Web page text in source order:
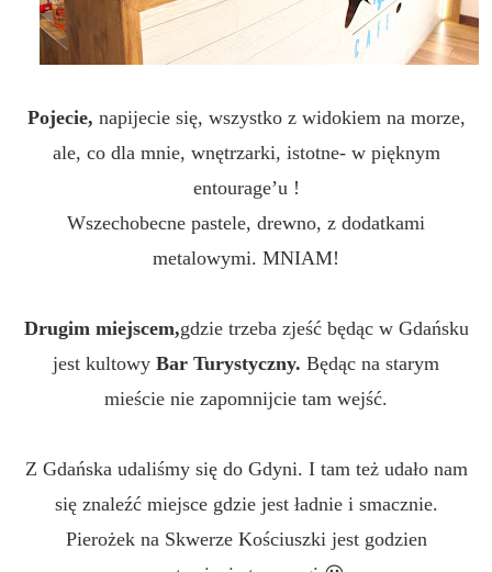
Pojecie, napijecie się, wszystko z widokiem na morze,
ale, co dla mnie, wnętrzarki, istotne- w pięknym
entourage’u !
Wszechobecne pastele, drewno, z dodatkami
metalowymi. MNIAM!
Drugim miejscem,gdzie trzeba zjeść będąc w Gdańsku
jest kultowy Bar Turystyczny. Będąc na starym
mieście nie zapomnijcie tam wejść.
Z Gdańska udaliśmy się do Gdyni. I tam też udało nam
się znaleźć miejsce gdzie jest ładnie i smacznie.
Pierożek na Skwerze Kościuszki jest godzien